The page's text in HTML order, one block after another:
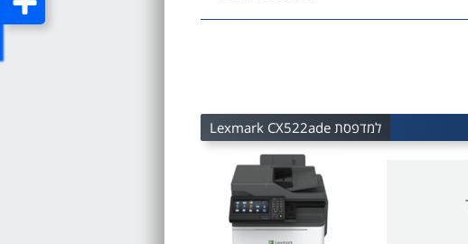
למדפסת Lexmark CX522ade